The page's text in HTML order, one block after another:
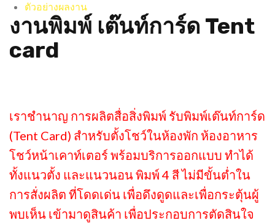
ตัวอย่างผลงาน
งานพิมพ์ เต๊นท์การ์ด Tent
card
เราชำนาญ การผลิตสื่อสิ่งพิมพ์ รับพิมพ์เต๊นท์การ์ด
(Tent Card) สำหรับตั้งโชว์ในห้องพัก ห้องอาหาร
โชว์หน้าเคาท์เตอร์ พร้อมบริการออกแบบ ทำได้
ทั้งแนวตั้ง และแนวนอน พิมพ์ 4 สี ไม่มีขั้นต่ำใน
การสั่งผลิต ที่โดดเด่น เพื่อดึงดูดและเพื่อกระตุ้นผู้
พบเห็น เข้ามาดูสินค้า เพื่อประกอบการตัดสินใจ